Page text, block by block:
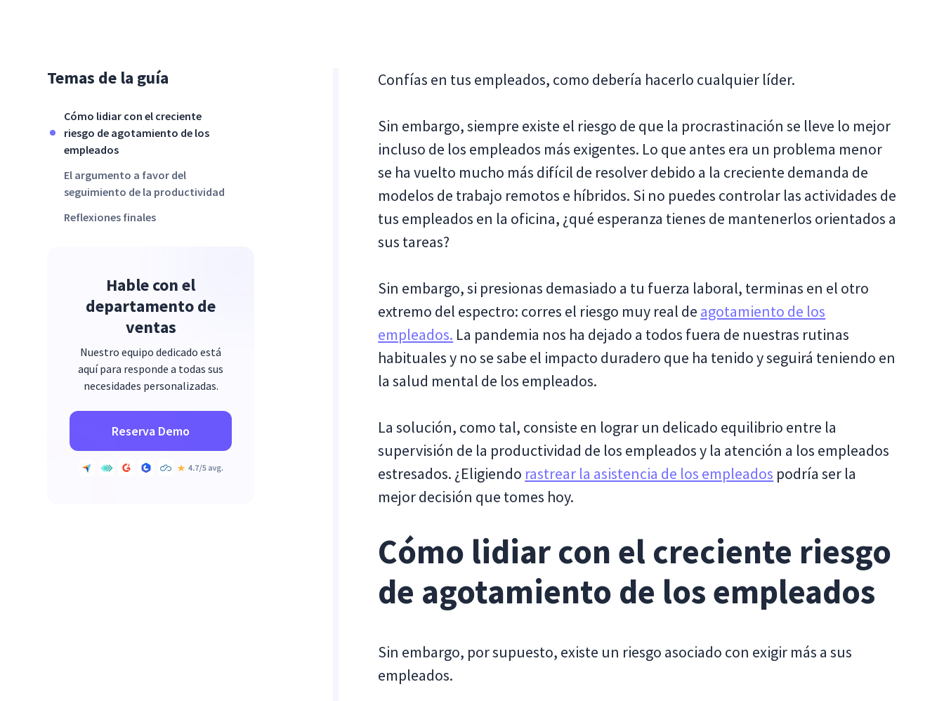
Temas de la guía
Cómo lidiar con el creciente
riesgo de agotamiento de los
empleados
El argumento a favor del
seguimiento de la productividad
Reflexiones finales
Hable con el
departamento de
ventas
Nuestro equipo dedicado está
aquí para responde a todas sus
necesidades personalizadas.
Reserva Demo
Confías en tus empleados, como debería hacerlo cualquier líder.
Sin embargo, siempre existe el riesgo de que la procrastinación se lleve lo mejor
incluso de los empleados más exigentes. Lo que antes era un problema menor
se ha vuelto mucho más difícil de resolver debido a la creciente demanda de
modelos de trabajo remotos e híbridos. Si no puedes controlar las actividades de
tus empleados en la oficina, ¿qué esperanza tienes de mantenerlos orientados a
sus tareas?
Sin embargo, si presionas demasiado a tu fuerza laboral, terminas en el otro
extremo del espectro: corres el riesgo muy real de agotamiento de los
empleados. La pandemia nos ha dejado a todos fuera de nuestras rutinas
habituales y no se sabe el impacto duradero que ha tenido y seguirá teniendo en
la salud mental de los empleados.
La solución, como tal, consiste en lograr un delicado equilibrio entre la
supervisión de la productividad de los empleados y la atención a los empleados
estresados. ¿Eligiendo rastrear la asistencia de los empleados podría ser la
mejor decisión que tomes hoy.
Cómo lidiar con el creciente riesgo
de agotamiento de los empleados
Sin embargo, por supuesto, existe un riesgo asociado con exigir más a sus
empleados.